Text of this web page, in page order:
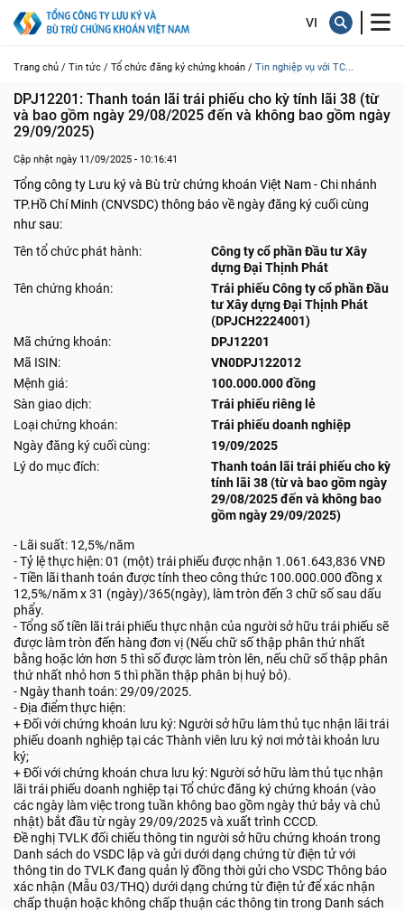
Trang chủ / Tin tức / Tổ chức đăng ký chứng khoán / Tin nghiệp vụ với TC...
DPJ12201: Thanh toán lãi trái phiếu cho kỳ tính lãi 38 (từ
và bao gồm ngày 29/08/2025 đến và không bao gồm ngày
29/09/2025)
Cập nhật ngày 11/09/2025 - 10:16:41
Tổng công ty Lưu ký và Bù trừ chứng khoán Việt Nam - Chi nhánh
TP.Hồ Chí Minh (CNVSDC) thông báo về ngày đăng ký cuối cùng
như sau:
Tên tổ chức phát hành:
Công ty cổ phần Đầu tư Xây
dựng Đại Thịnh Phát
Tên chứng khoán:
Trái phiếu Công ty cổ phần Đầu
tư Xây dựng Đại Thịnh Phát
(DPJCH2224001)
Mã chứng khoán:
DPJ12201
Mã ISIN:
VN0DPJ122012
Mệnh giá:
100.000.000 đồng
Sàn giao dịch:
Trái phiếu riêng lẻ
Loại chứng khoán:
Trái phiếu doanh nghiệp
Ngày đăng ký cuối cùng:
19/09/2025
Lý do mục đích:
Thanh toán lãi trái phiếu cho kỳ
tính lãi 38 (từ và bao gồm ngày
29/08/2025 đến và không bao
gồm ngày 29/09/2025)
- Lãi suất: 12,5%/năm
- Tỷ lệ thực hiện: 01 (một) trái phiếu được nhận 1.061.643,836 VNĐ
- Tiền lãi thanh toán được tính theo công thức 100.000.000 đồng x
12,5%/năm x 31 (ngày)/365(ngày), làm tròn đến 3 chữ số sau dấu
phẩy.
- Tổng số tiền lãi trái phiếu thực nhận của người sở hữu trái phiếu sẽ
được làm tròn đến hàng đơn vị (Nếu chữ số thập phân thứ nhất
bằng hoặc lớn hơn 5 thì số được làm tròn lên, nếu chữ số thập phân
thứ nhất nhỏ hơn 5 thì phần thập phân bị huỷ bỏ).
- Ngày thanh toán: 29/09/2025.
- Địa điểm thực hiện:
+ Đối với chứng khoán lưu ký: Người sở hữu làm thủ tục nhận lãi trái
phiếu doanh nghiệp tại các Thành viên lưu ký nơi mở tài khoản lưu
ký;
+ Đối với chứng khoán chưa lưu ký: Người sở hữu làm thủ tục nhận
lãi trái phiếu doanh nghiệp tại Tổ chức đăng ký chứng khoán (vào
các ngày làm việc trong tuần không bao gồm ngày thứ bảy và chủ
nhật) bắt đầu từ ngày 29/09/2025 và xuất trình CCCD.
Đề nghị TVLK đối chiếu thông tin người sở hữu chứng khoán trong
Danh sách do VSDC lập và gửi dưới dạng chứng từ điện tử với
thông tin do TVLK đang quản lý đồng thời gửi cho VSDC Thông báo
xác nhận (Mẫu 03/THQ) dưới dạng chứng từ điện tử để xác nhận
chấp thuận hoặc không chấp thuận các thông tin trong Danh sách